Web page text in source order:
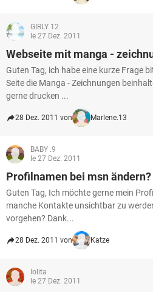
GIRLY 12
le 27 Dez. 2011
Webseite mit manga -
Guten Tag, ich habe eine kurze Frage
Seite die Manga - Zeichnungen
gerne drucken ...
28 Dez. 2011 von Marlene.13
BABY .9
le 27 Dez. 2011
Profilnamen bei msn
Guten Tag, Ich möchte gerne mein
manche Kontakte unsichtbar zu
vorgehen? Dank...
28 Dez. 2011 von Katze
lolita
le 27 Dez. 2011